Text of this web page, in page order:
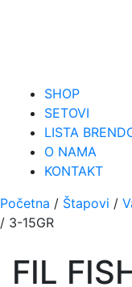
SHOP
SETOVI
LISTA
O NAMA
KONTAKT
Početna / Štapovi /
/ 3-15GR
FIL